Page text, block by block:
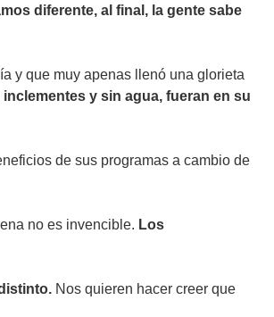
diferente, al final, la gente sabe
y que muy apenas llenó una glorieta
y sin agua, fueran en su
de sus programas a cambio de
no es invencible. Los
Nos quieren hacer creer que